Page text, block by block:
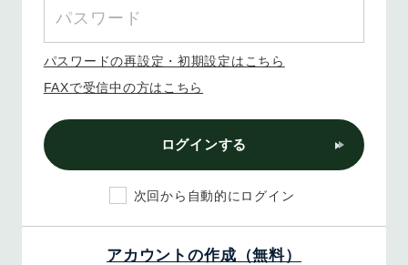
パスワードの再設定・初期設定はこちら
FAXで受信中の方はこちら
ログインする
次回から自動的にログイン
アカウントの作成（無料）